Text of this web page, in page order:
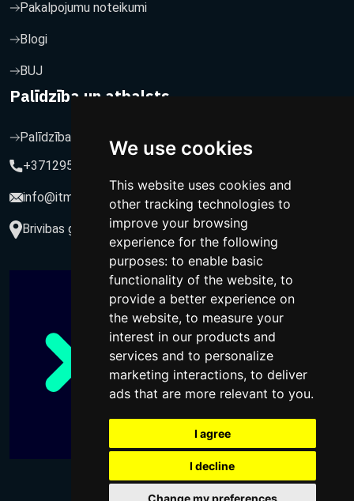
We use cookies
This website uses cookies and
other tracking technologies to
improve your browsing
experience for the following
purposes: to enable basic
functionality of the website, to
provide a better experience on
the website, to measure your
interest in our products and
services and to personalize
marketing interactions, to deliver
ads that are more relevant to you.
I agree
I decline
Change my preferences
Pakalpojumu noteikumi
Blogi
BUJ
Palīdzība un atbalsts
Palīdzība un atbalsts
+37129564547
info@itmarketing.lv
Brivibas gatve 234-77, LV-1039, Riga, Latvia